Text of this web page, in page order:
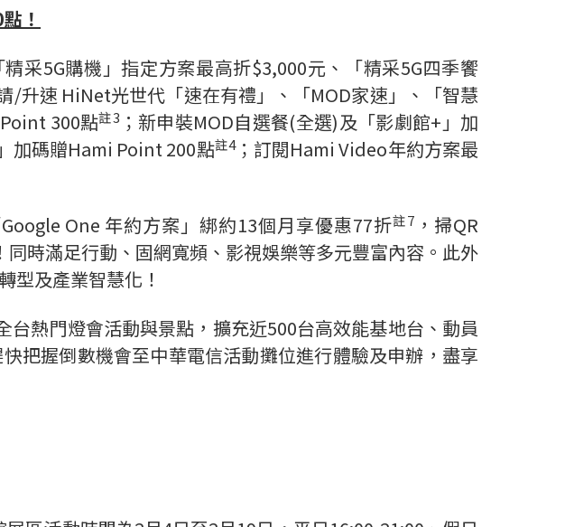
點！
采5G購機」指定方案最高折$3,000元、「精采5G四季饗
/升速 HiNet光世代「速在有禮」、「MOD家速」、「智慧
300點註3 ；新申裝MOD自選餐(全選)及「影劇館+ 」加
」加碼贈Hami Point 200點註4；訂閱Hami Video年約方案最
Google One 年約方案」綁約13個月享優惠77折註7 ，掃QR
同時滿足行動、固網寬頻、影視娛樂等多元豐富內容。此外
型及產業智慧化！
台熱門燈會活動與景點，擴充近500台高效能基地台、動員
把握倒數機會至中華電信活動攤位進行體驗及申辦，盡享